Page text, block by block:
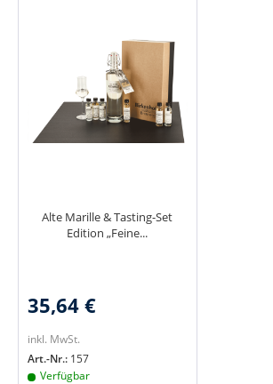
Alte Marille & Tasting-Set
Edition „Feine...
35,64 €
inkl. MwSt.
Art.-Nr.: 157
Verfügbar